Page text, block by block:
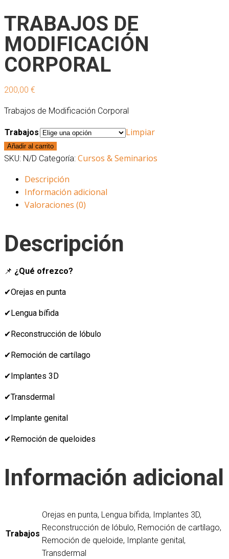
TRABAJOS DE
MODIFICACIÓN
CORPORAL
200,00 €
Trabajos de Modificación Corporal
Trabajos Limpiar
Trabajos
de
Corporal
cantidad
Añadir al carrito
SKU: N/D Categoría: Cursos & Seminarios
Descripción
Información adicional
Valoraciones (0)
Descripción
📌 ¿Qué ofrezco?
✔Orejas en punta
✔Lengua bífida
✔Reconstrucción de lóbulo
✔Remoción de cartílago
✔Implantes 3D
✔Transdermal
✔Implante genital
✔Remoción de queloides
Información adicional
Trabajos
Orejas en punta, Lengua bífida, Implantes 3D,
Reconstrucción de lóbulo, Remoción de cartílago,
Remoción de queloide, Implante genital,
Transdermal